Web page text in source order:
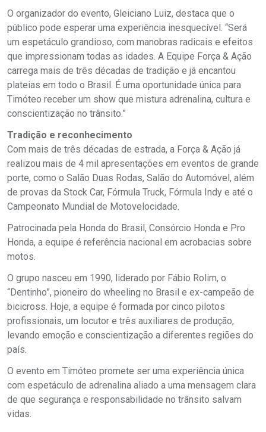
O organizador do evento, Gleiciano Luiz, destaca que o
público pode esperar uma experiência inesquecível. “Será
um espetáculo grandioso, com manobras radicais e efeitos
que impressionam todas as idades. A Equipe Força & Ação
carrega mais de três décadas de tradição e já encantou
plateias em todo o Brasil. É uma oportunidade única para
Timóteo receber um show que mistura adrenalina, cultura e
conscientização no trânsito.”
Tradição e reconhecimento
Com mais de três décadas de estrada, a Força & Ação já
realizou mais de 4 mil apresentações em eventos de grande
porte, como o Salão Duas Rodas, Salão do Automóvel, além
de provas da Stock Car, Fórmula Truck, Fórmula Indy e até o
Campeonato Mundial de Motovelocidade.
Patrocinada pela Honda do Brasil, Consórcio Honda e Pro
Honda, a equipe é referência nacional em acrobacias sobre
motos.
O grupo nasceu em 1990, liderado por Fábio Rolim, o
“Dentinho”, pioneiro do wheeling no Brasil e ex-campeão de
bicicross. Hoje, a equipe é formada por cinco pilotos
profissionais, um locutor e três auxiliares de produção,
levando emoção e conscientização a diferentes regiões do
país.
O evento em Timóteo promete ser uma experiência única
com espetáculo de adrenalina aliado a uma mensagem clara
de que segurança e responsabilidade no trânsito salvam
vidas.